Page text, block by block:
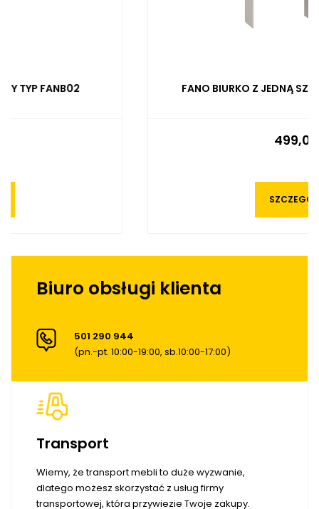
FANO BIURKO Z JEDNĄ SZUFLADĄ TYP FANB03
Biuro obsługi klienta
501 290 944
(pn.-pt. 10:00-19:00, sb.10:00-17:00)
Transport
Wiemy, że transport mebli to duże wyzwanie,
dlatego możesz skorzystać z usług firmy
transportowej, która przywiezie Twoje zakupy.